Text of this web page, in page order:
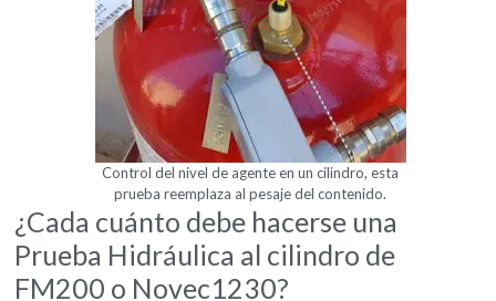
Control del nivel de agente en un cilindro, esta
prueba reemplaza al pesaje del contenido.
¿Cada cuánto debe hacerse una
Prueba Hidráulica al cilindro de
FM200 o Novec1230?